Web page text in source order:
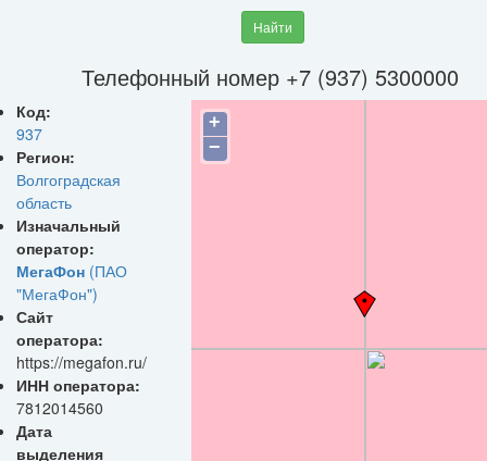
Найти
Телефонный номер +7 (937) 5300000
Код:
937
Регион:
Волгоградская
область
Изначальный
оператор:
МегаФон (ПАО
"МегаФон")
Сайт
оператора:
https://megafon.ru/
ИНН оператора:
7812014560
Дата
выделения
+
−